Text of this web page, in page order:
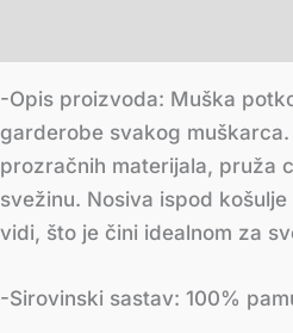
-Opis proizvoda: Muška
garderobe svakog
prozračnih materijala, pruža
svežinu. Nosiva ispod
vidi, što je čini idealnom za
-Sirovinski sastav: 100%